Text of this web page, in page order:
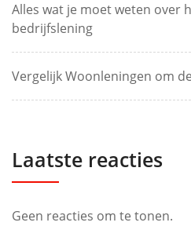
Alles wat je moet weten over
bedrijfslening
Vergelijk Woonleningen om
Laatste reacties
Geen reacties om te tonen.